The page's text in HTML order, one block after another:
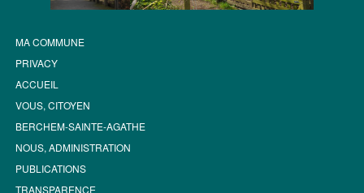
MA COMMUNE
PRIVACY
ACCUEIL
VOUS, CITOYEN
BERCHEM-SAINTE-AGATHE
NOUS, ADMINISTRATION
PUBLICATIONS
TRANSPARENCE